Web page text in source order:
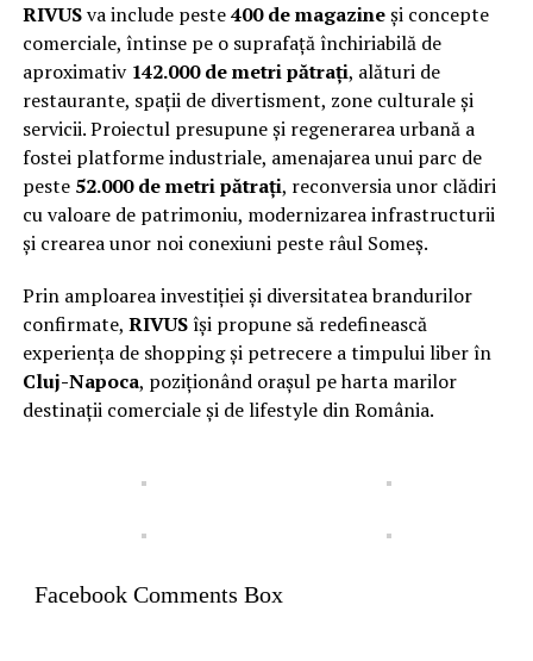
RIVUSva include peste400 de magazineși concepte
comerciale, întinse pe o suprafață închiriabilă de
aproximativ 142.000 de metri pătrați, alături de
restaurante, spații de divertisment, zone culturale și
servicii. Proiectul presupune și regenerarea urbană a
fostei platforme industriale, amenajarea unui parc de
peste 52.000 de metri pătrați, reconversia unor clădiri
cu valoare de patrimoniu, modernizarea infrastructurii
și crearea unor noi conexiuni peste râul Someș.
Prin amploarea investiției și diversitatea brandurilor
confirmate, RIVUSîși propune să redefinească
experiența de shopping și petrecere a timpului liber în
Cluj-Napoca, poziționând orașul pe harta marilor
destinații comerciale și de lifestyle din România.
Facebook Comments Box